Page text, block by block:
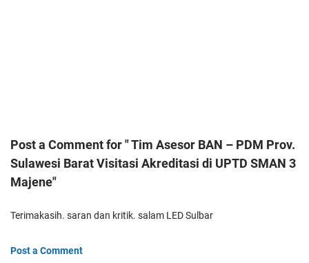
Post a Comment for " Tim Asesor BAN – PDM Prov.
Sulawesi Barat Visitasi Akreditasi di UPTD SMAN 3
Majene"
Terimakasih. saran dan kritik. salam LED Sulbar
Post a Comment